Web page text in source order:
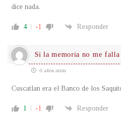
dice nada.
4 -1 Responder
Si la memoria no me falla
6 años atrás
Cuscatlan era el Banco de los
1 -1 Responder